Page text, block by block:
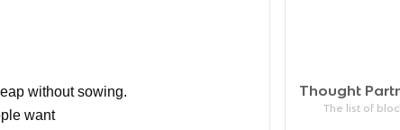
without sowing.
want
Thought
The list of